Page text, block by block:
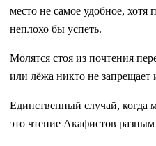
место не самое удобное, хотя
неплохо бы успеть.
Молятся стоя из почтения
или лёжа никто не запрещает
Единственный случай, когда
это чтение Акафистов